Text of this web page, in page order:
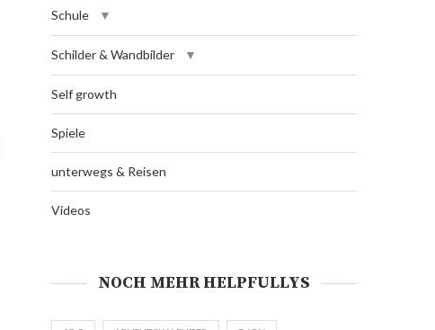
Schule
Schilder & Wandbilder
Self growth
Spiele
unterwegs & Reisen
Videos
NOCH MEHR HELPFULLYS